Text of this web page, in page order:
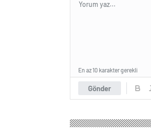
Gönder
En az 10 karakter gerekli